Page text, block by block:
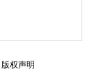
版权声明